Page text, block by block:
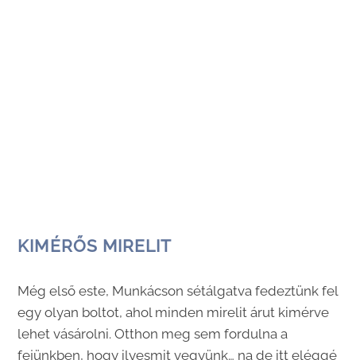
KIMÉRŐS MIRELIT
Még első este, Munkácson sétálgatva fedeztünk fel
egy olyan boltot, ahol minden mirelit árut kimérve
lehet vásárolni. Otthon meg sem fordulna a
fejünkben, hogy ilyesmit vegyünk… na de itt eléggé